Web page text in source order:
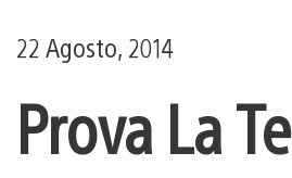
22 Agosto, 2014
Prova La